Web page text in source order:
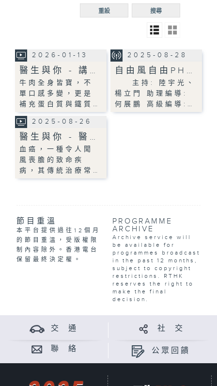
R5
普通
搜尋
重設
2026-01-13
醫生與你 - 講…
牛肉全身皆寶，不
單口感多變，更是
補充蛋白質與鐵質…
2025-08-28
自由風自由PH…
主持: 陸宇光、
楊立門 助理編導:
何展鵬 高級編導:…
2025-08-26
醫生與你 - 醫…
血癌，一種令人聞
風喪膽的致命疾
病，其傳統治療常…
節目重溫
本平台提供過往12個月
的節目重溫，受版權限
制內容除外。香港電台
保留最終決定權。
PROGRAMME
ARCHIVE
Archive service will
be available for
programmes broadcast
in the past 12 months,
subject to copyright
restrictions. RTHK
reserves the right to
make the final
decision.
交 通 社 交
聯 絡 公眾回饋